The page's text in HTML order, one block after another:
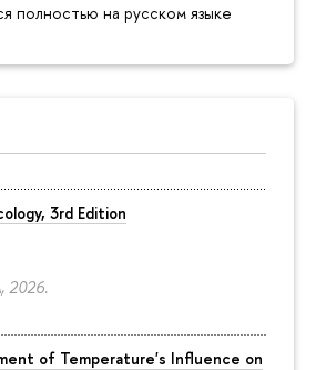
полностью на русском языке
3rd Edition
2026.
of Temperature's Influence on